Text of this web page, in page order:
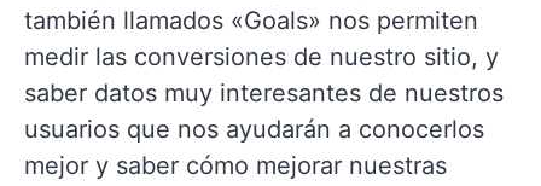
también llamados «Goals» nos permiten
medir las conversiones de nuestro sitio, y
saber datos muy interesantes de nuestros
usuarios que nos ayudarán a conocerlos
mejor y saber cómo mejorar nuestras